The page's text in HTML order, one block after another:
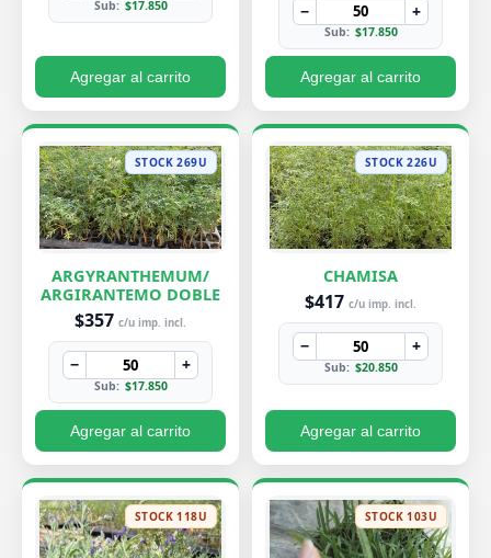
Sub: $17.850
Agregar al carrito
− +
Sub: $17.850
Agregar al carrito
STOCK 269U
ARGYRANTHEMUM/
ARGIRANTEMO DOBLE
$357 c/u imp. incl.
− +
Sub: $17.850
Agregar al carrito
STOCK 226U
CHAMISA
$417 c/u imp. incl.
− +
Sub: $20.850
Agregar al carrito
STOCK 118U STOCK 103U